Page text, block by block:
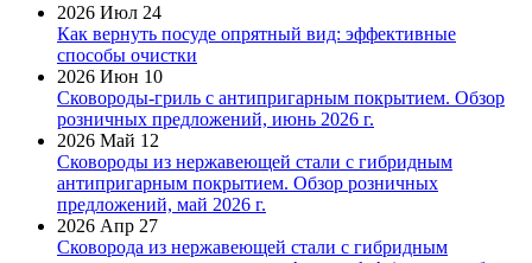
2026 Июл 24
Как вернуть посуде опрятный вид: эффективные
способы очистки
2026 Июн 10
Сковороды-гриль с антипригарным покрытием. Обзор
розничных предложений, июнь 2026 г.
2026 Май 12
Сковороды из нержавеющей стали с гибридным
антипригарным покрытием. Обзор розничных
предложений, май 2026 г.
2026 Апр 27
Сковорода из нержавеющей стали с гибридным